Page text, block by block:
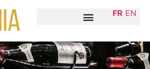
FR EN